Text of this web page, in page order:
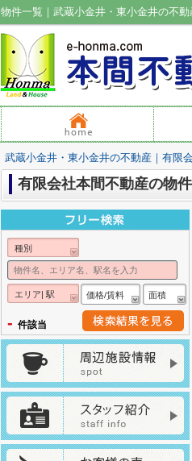
物件一覧｜武蔵小金井・東小金井の不
武蔵小金井・東小金井の不動産｜有限
有限会社本間不動産の物
種別
エリア| 駅 価格/賃料 面積
- 件該当